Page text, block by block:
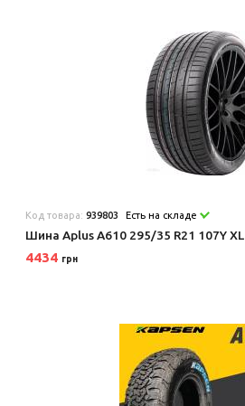
Код товара:939803 Есть на складе
Шина Aplus A610 295/35 R21 107Y XL
4434 грн